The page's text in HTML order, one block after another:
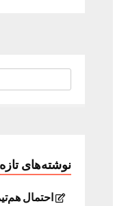
نوشته‌های تازه
احتمال